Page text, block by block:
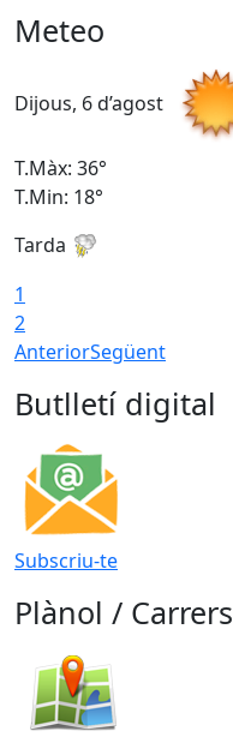
Meteo
Dijous, 6 d’agost
T.Màx: 36°
T.Min: 18°
Tarda
1
2
AnteriorSegüent
Butlletí digital
Subscriu-te
Plànol / Carrers